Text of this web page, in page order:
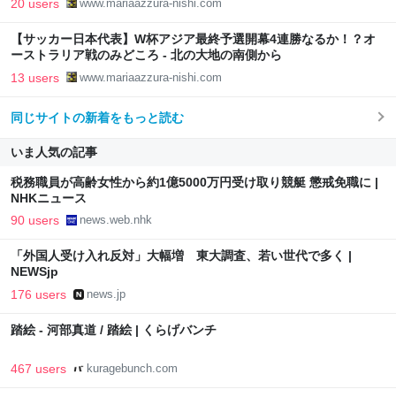
20 users www.mariaazzura-nishi.com
【サッカー日本代表】W杯アジア最終予選開幕4連勝なるか！？オ
ーストラリア戦のみどころ - 北の大地の南側から
13 users www.mariaazzura-nishi.com
同じサイトの新着をもっと読む
いま人気の記事
税務職員が高齢女性から約1億5000万円受け取り競艇 懲戒免職に |
NHKニュース
90 users news.web.nhk
「外国人受け入れ反対」大幅増 東大調査、若い世代で多く |
NEWSjp
176 users news.jp
踏絵 - 河部真道 / 踏絵 | くらげバンチ
467 users kuragebunch.com